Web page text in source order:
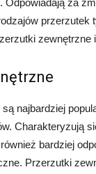
Odpowiadają za
przerzutek
zewnętrzne
najbardziej
Charakteryzują
również bardziej
Przerzutki